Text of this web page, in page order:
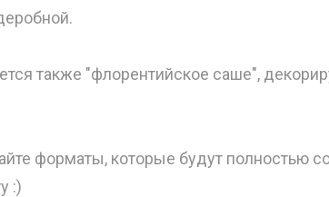
также "флорентийское саше",
форматы, которые будут полностью
:)